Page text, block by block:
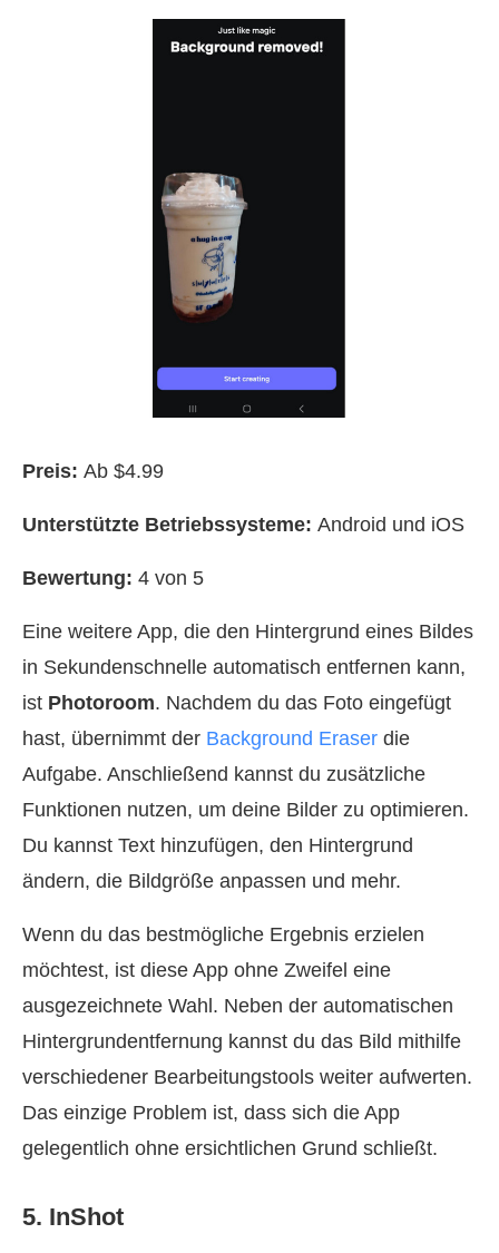
Preis: Ab $4.99
Unterstützte Betriebssysteme: Android und iOS
Bewertung: 4 von 5
Eine weitere App, die den Hintergrund eines Bildes
in Sekundenschnelle automatisch entfernen kann,
ist Photoroom. Nachdem du das Foto eingefügt
hast, übernimmt der Background Eraser die
Aufgabe. Anschließend kannst du zusätzliche
Funktionen nutzen, um deine Bilder zu optimieren.
Du kannst Text hinzufügen, den Hintergrund
ändern, die Bildgröße anpassen und mehr.
Wenn du das bestmögliche Ergebnis erzielen
möchtest, ist diese App ohne Zweifel eine
ausgezeichnete Wahl. Neben der automatischen
Hintergrundentfernung kannst du das Bild mithilfe
verschiedener Bearbeitungstools weiter aufwerten.
Das einzige Problem ist, dass sich die App
gelegentlich ohne ersichtlichen Grund schließt.
5. InShot